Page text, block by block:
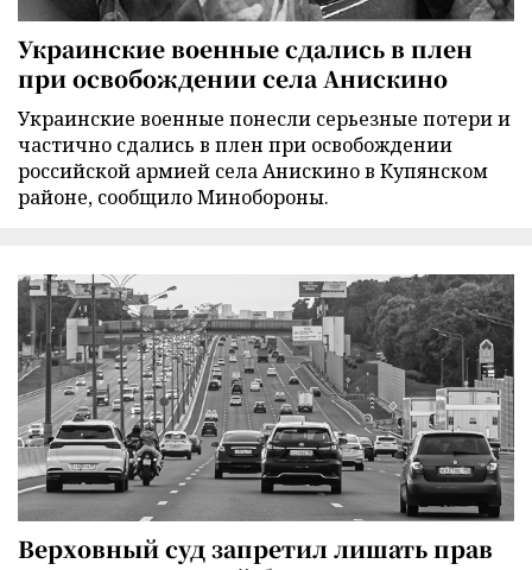
Украинские военные сдались в плен
при освобождении села Анискино
Украинские военные понесли серьезные потери и
частично сдались в плен при освобождении
российской армией села Анискино в Купянском
районе, сообщило Минобороны.
Верховный суд запретил лишать прав